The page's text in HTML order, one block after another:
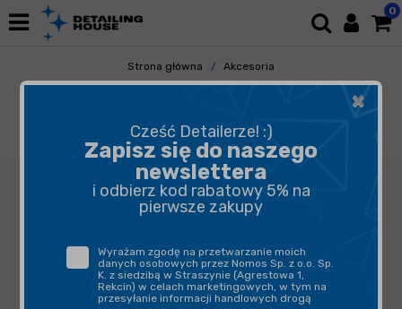
0
Strona główna
Akcesoria
Pozostałe Akcesoria
KWAZAR Mercury 360 Pro Niebieski 1L -
opryskiwacz
×
Cześć Detailerze! :)
Zapisz się do naszego
newslettera
i odbierz kod rabatowy 5% na
pierwsze zakupy
Wyrażam zgodę na przetwarzanie moich
danych osobowych przez Nomos Sp. z o.o. Sp.
K. z siedzibą w Straszynie (Agrestowa 1,
Rekcin) w celach marketingowych, w tym na
przesyłanie informacji handlowych drogą